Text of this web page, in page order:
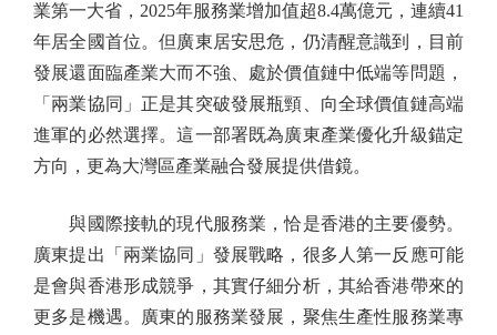
業第一大省，2025年服務業增加值超8.4萬億元，連續41
年居全國首位。但廣東居安思危，仍清醒意識到，目前
發展還面臨產業大而不強、處於價值鏈中低端等問題，
「兩業協同」正是其突破發展瓶頸、向全球價值鏈高端
進軍的必然選擇。這一部署既為廣東產業優化升級錨定
方向，更為大灣區產業融合發展提供借鏡。
與國際接軌的現代服務業，恰是香港的主要優勢。
廣東提出「兩業協同」發展戰略，很多人第一反應可能
是會與香港形成競爭，其實仔細分析，其給香港帶來的
更多是機遇。廣東的服務業發展，聚焦生產性服務業專